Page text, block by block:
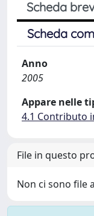
Scheda
Scheda
Anno
2005
Appare nelle
4.1 Contributo
File in questo
Non ci sono file